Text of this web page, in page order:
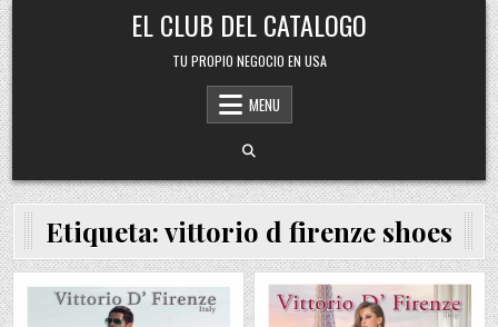
Skip
to
content
EL CLUB DEL CATALOGO
TU PROPIO NEGOCIO EN USA
MENU
Etiqueta:vittorio d firenze shoes
Posted
Posted